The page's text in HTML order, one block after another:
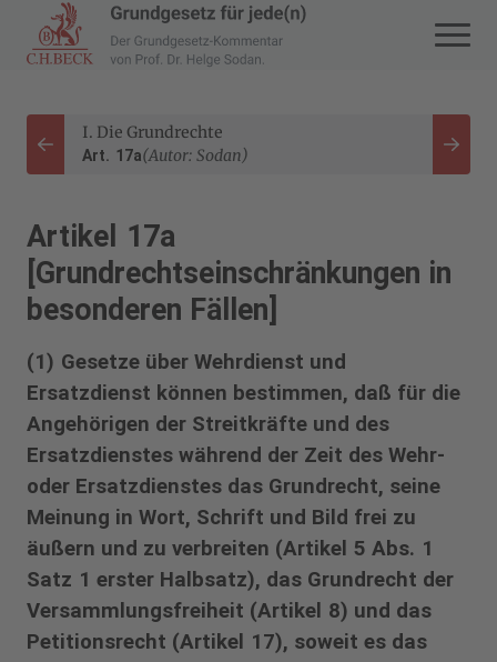
Zur Startseite navigieren
Zurück
I. Die Grundrechte
Art. 17a(Autor: Sodan)
Artikel 17a
[Grundrechtseinschränkungen in
besonderen Fällen]
(1) Gesetze über Wehrdienst und
Ersatzdienst können bestimmen, daß für die
Angehörigen der Streitkräfte und des
Ersatzdienstes während der Zeit des Wehr-
oder Ersatzdienstes das Grundrecht, seine
Meinung in Wort, Schrift und Bild frei zu
äußern und zu verbreiten (Artikel 5 Abs. 1
Satz 1 erster Halbsatz), das Grundrecht der
Versammlungsfreiheit (Artikel 8) und das
Petitionsrecht (Artikel 17), soweit es das